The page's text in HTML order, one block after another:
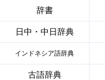
辞書
日中・中日辞典
インドネシア語辞典
古語辞典